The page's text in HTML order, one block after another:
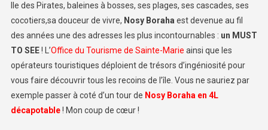
Ile des Pirates, baleines à bosses, ses plages, ses cascades, ses
cocotiers,sa douceur de vivre, Nosy Boraha est devenue au fil
des années une des adresses les plus incontournables : un MUST
TO SEE! L’Office du Tourisme de Sainte-Marie ainsi que les
opérateurs touristiques déploient de trésors d’ingéniosité pour
vous faire découvrir tous les recoins de l’île. Vous ne sauriez par
exemple passer à coté d’un tour de Nosy Boraha en 4L
décapotable! Mon coup de cœur !